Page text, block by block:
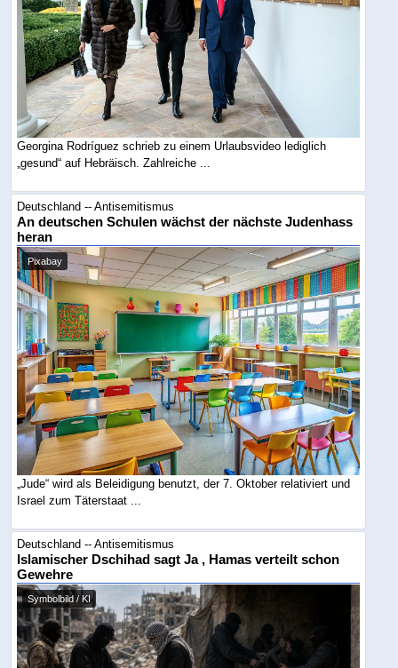
Georgina Rodríguez schrieb zu einem Urlaubsvideo lediglich
„gesund“ auf Hebräisch. Zahlreiche ...
Deutschland -- Antisemitismus
An deutschen Schulen wächst der nächste Judenhass
heran
Pixabay
„Jude“ wird als Beleidigung benutzt, der 7. Oktober relativiert und
Israel zum Täterstaat ...
Deutschland -- Antisemitismus
Islamischer Dschihad sagt Ja , Hamas verteilt schon
Gewehre
Symbolbild / KI